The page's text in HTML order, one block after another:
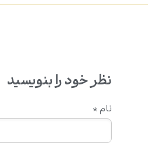
نظر خود را بنویسید
نام *